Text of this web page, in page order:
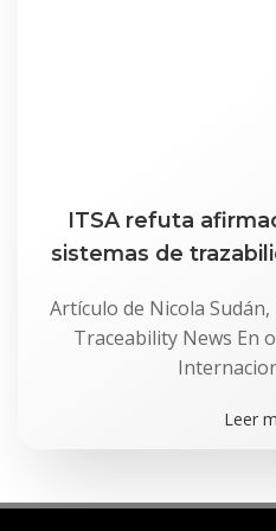
ITSA refuta
sistemas de
Artículo de Nicola
Traceability News En
Leer